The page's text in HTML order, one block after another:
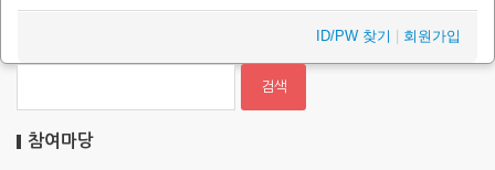
ID/PW 찾기 회원가입
참여마당